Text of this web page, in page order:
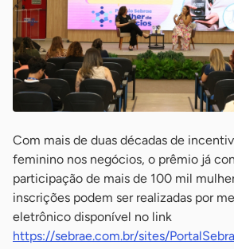
Com mais de duas décadas de
feminino nos negócios, o prêmio já
participação de mais de 100 mil
inscrições podem ser realizadas por
eletrônico disponível no link
https://sebrae.com.br/sites/